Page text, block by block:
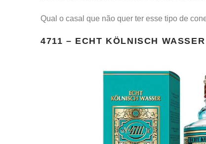
Qual o casal que não quer ter esse tipo de
4711 – ECHT KÖLNISCH WASSER